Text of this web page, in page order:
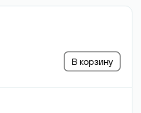
В корзину